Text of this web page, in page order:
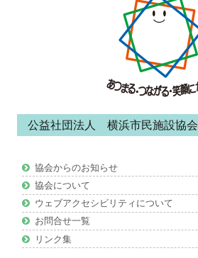
テ
ツ
公益社団法人 横浜市民施設協会
協会からのお知らせ
協会について
ウェブアクセシビリティについて
お問合せ一覧
リンク集